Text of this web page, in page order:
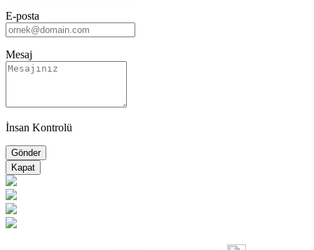
E-posta
Mesaj
İnsan Kontrolü
Kapat